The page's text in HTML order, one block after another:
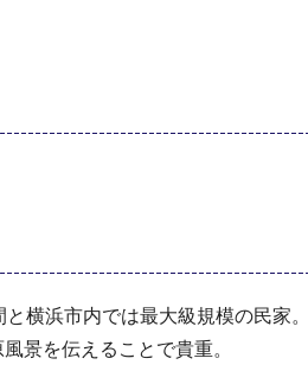
横浜市内では最大級規模の民家
景を伝えることで貴重。